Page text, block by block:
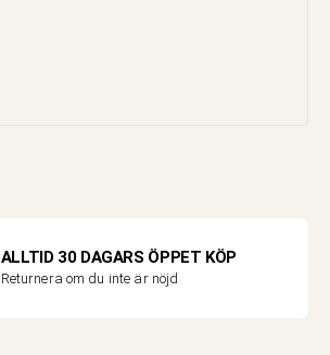
ALLTID 30 DAGARS ÖPPET KÖP
Returnera om du inte är nöjd